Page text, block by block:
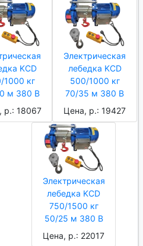
KCD
1000 кг
м 380 В
р.: 18067
Электрическая
лебедка KCD
500/1000 кг
70/35 м 380 В
Цена, р.: 19427
Электрическая
лебедка KCD
750/1500 кг
50/25 м 380 В
Цена, р.: 22017